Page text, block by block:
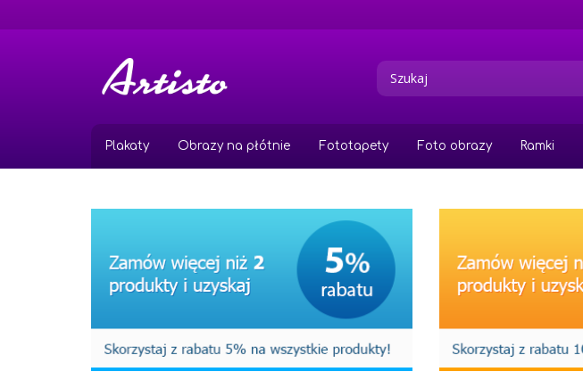
do
Plakaty Obrazy na płótnie Fototapety Foto obrazy Ramki